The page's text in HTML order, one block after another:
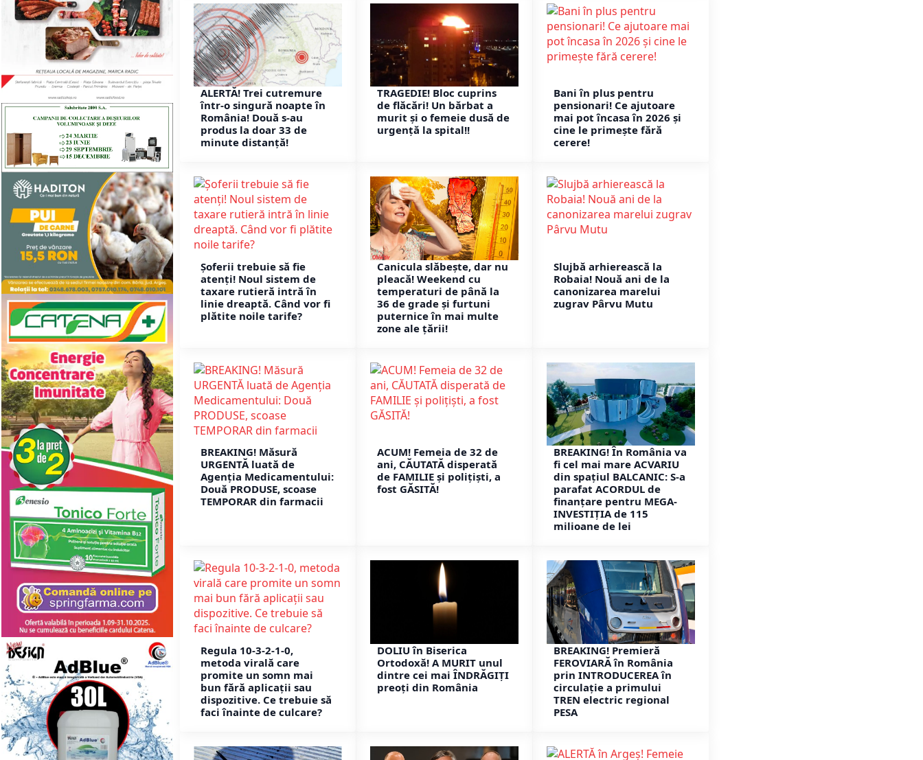
ALERTĂ! Trei cutremure
într-o singură noapte în
România! Două s-au
produs la doar 33 de
minute distanță!
TRAGEDIE! Bloc cuprins
de flăcări! Un bărbat a
murit și o femeie dusă de
urgență la spital!!
Bani în plus pentru
pensionari! Ce ajutoare
mai pot încasa în 2026 și
cine le primește fără
cerere!
Șoferii trebuie să fie
atenți! Noul sistem de
taxare rutieră intră în
linie dreaptă. Când vor fi
plătite noile tarife?
Canicula slăbește, dar nu
pleacă! Weekend cu
temperaturi de până la
36 de grade și furtuni
puternice în mai multe
zone ale țării!
Slujbă arhierească la
Robaia! Nouă ani de la
canonizarea marelui
zugrav Pârvu Mutu
BREAKING! Măsură
URGENTĂ luată de
Agenția Medicamentului:
Două PRODUSE, scoase
TEMPORAR din farmacii
ACUM! Femeia de 32 de
ani, CĂUTATĂ disperată
de FAMILIE și polițiști, a
fost GĂSITĂ!
BREAKING! În România va
fi cel mai mare ACVARIU
din spațiul BALCANIC: S-a
parafat ACORDUL de
finanțare pentru MEGA-
INVESTIȚIA de 115
milioane de lei
Regula 10-3-2-1-0,
metoda virală care
promite un somn mai
bun fără aplicații sau
dispozitive. Ce trebuie să
faci înainte de culcare?
DOLIU în Biserica
Ortodoxă! A MURIT unul
dintre cei mai ÎNDRĂGIȚI
preoți din România
BREAKING! Premieră
FEROVIARĂ în România
prin INTRODUCEREA în
circulație a primului
TREN electric regional
PESA